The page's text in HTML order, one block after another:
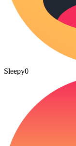
Sleepy0